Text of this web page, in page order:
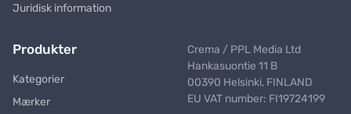
Juridisk information
Produkter
Kategorier
Mærker
Crema / PPL Media Ltd
Hankasuontie 11 B
00390 Helsinki, FINLAND
EU VAT number: FI19724199